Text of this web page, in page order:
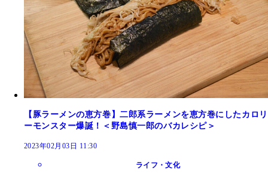
【豚ラーメンの恵方巻】二郎系ラーメンを恵方巻にしたカロリ
ーモンスター爆誕！＜野島慎一郎のバカレシピ＞
2023年02月03日 11:30
ライフ・文化